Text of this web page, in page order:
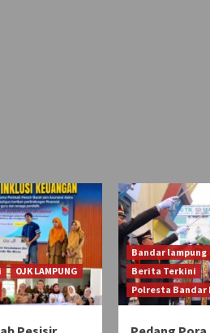
OJK LAMPUNG
Bandar lampung
Berita Terkini
Polresta Bandar